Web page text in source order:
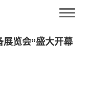
展览会”盛大开幕